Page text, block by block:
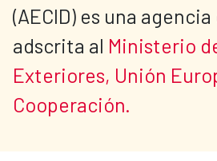
(AECID) es una
adscrita al Ministerio
Exteriores, Unión
Cooperación.